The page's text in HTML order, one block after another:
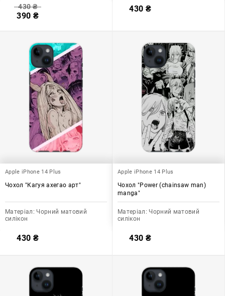
430₴
390 ₴
430 ₴
Apple iPhone 14 Plus
Чохол "Кагуя ахегао арт"
Матеріал: Чорний матовий
силікон
430 ₴
Apple iPhone 14 Plus
Чохол "Power (chainsaw man)
manga"
Матеріал: Чорний матовий
силікон
430 ₴